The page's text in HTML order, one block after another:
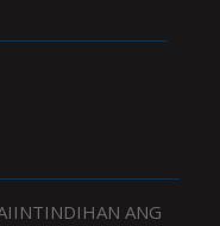
ANG